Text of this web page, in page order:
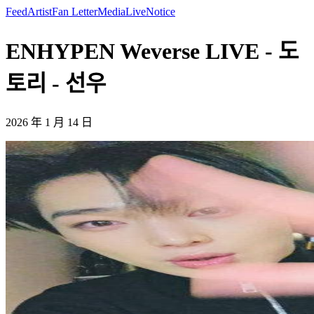
FeedArtistFan LetterMediaLiveNotice
ENHYPEN Weverse LIVE - 도
토리 - 선우
2026 年 1 月 14 日